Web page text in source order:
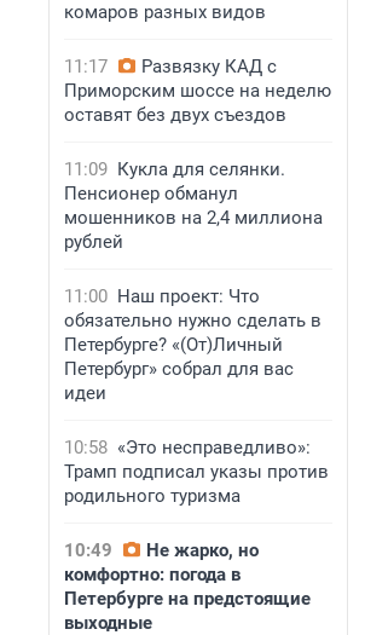
комаров разных видов
11:17
Развязку КАД с
Приморским шоссе на неделю
оставят без двух съездов
11:09 Кукла для селянки.
Пенсионер обманул
мошенников на 2,4 миллиона
рублей
11:00 Наш проект: Что
обязательно нужно сделать в
Петербурге? «(От)Личный
Петербург» собрал для вас
идеи
10:58 «Это несправедливо»:
Трамп подписал указы против
родильного туризма
10:49
Не жарко, но
комфортно: погода в
Петербурге на предстоящие
выходные